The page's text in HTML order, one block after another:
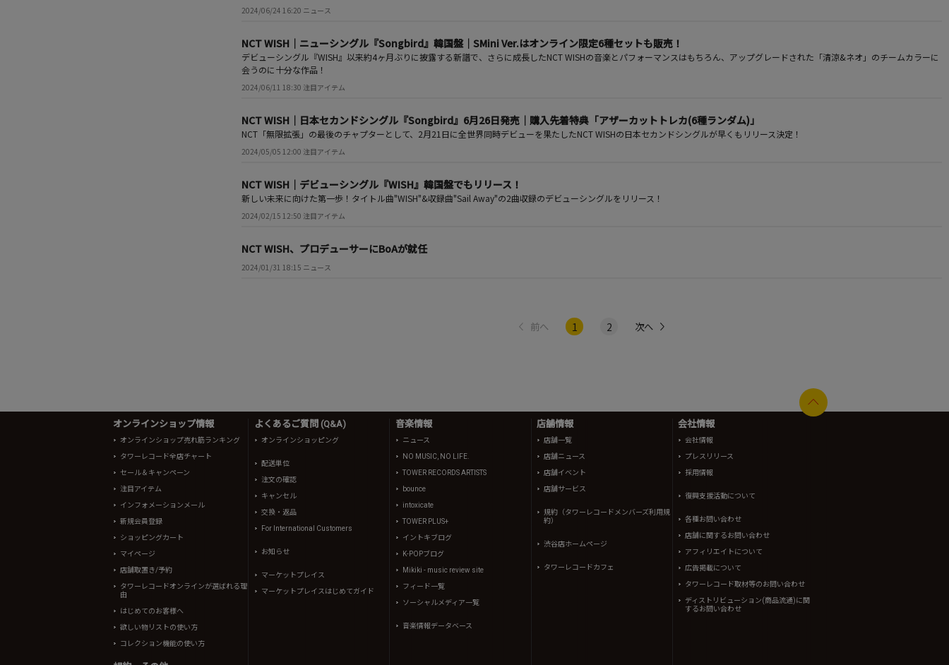
2024/06/24 16:20 ニュース
NCT WISH｜ニューシングル『Songbird』韓国盤｜SMini Ver.はオンライン限定6種セットも販売！
デビューシングル『WISH』以来約4ヶ月ぶりに披露する新譜で、さらに成長したNCT WISHの音楽とパフォーマンスはもちろん、アップグレードされた「清涼&ネオ」のチームカラーに
会うのに十分な作品！
2024/06/11 18:30 注目アイテム
NCT WISH｜日本セカンドシングル『Songbird』6月26日発売｜購入先着特典「アザーカットトレカ(6種ランダム)」
NCT「無限拡張」の最後のチャプターとして、2月21日に全世界同時デビューを果たしたNCT WISHの日本セカンドシングルが早くもリリース決定！
2024/05/05 12:00 注目アイテム
NCT WISH｜デビューシングル『WISH』韓国盤でもリリース！
新しい未来に向けた第一歩！タイトル曲"WISH"&収録曲"Sail Away"の2曲収録のデビューシングルをリリース！
2024/02/15 12:50 注目アイテム
NCT WISH、プロデューサーにBoAが就任
2024/01/31 18:15 ニュース
前へ 1 2 次へ
オンラインショップ情報
オンラインショップ売れ筋ランキング
タワーレコード全店チャート
セール＆キャンペーン
注目アイテム
インフォメーションメール
新規会員登録
ショッピングカート
マイページ
店舗取置き/予約
タワーレコードオンラインが選ばれる理
由
はじめてのお客様へ
欲しい物リストの使い方
コレクション機能の使い方
よくあるご質問 (Q&A)
オンラインショッピング
配送単位
注文の確認
キャンセル
交換・返品
For International Customers
お知らせ
マーケットプレイス
マーケットプレイスはじめてガイド
音楽情報
ニュース
NO MUSIC, NO LIFE.
TOWER RECORDS ARTISTS
bounce
intoxicate
TOWER PLUS+
イントキブログ
K-POPブログ
Mikiki - music review site
フィード一覧
ソーシャルメディア一覧
音楽情報データベース
店舗情報
店舗一覧
店舗ニュース
店舗イベント
店舗サービス
規約（タワーレコードメンバーズ利用規
約）
渋谷店ホームページ
タワーレコードカフェ
会社情報
会社情報
プレスリリース
採用情報
復興支援活動について
各種お問い合わせ
店舗に関するお問い合わせ
アフィリエイトについて
広告掲載について
タワーレコード取材等のお問い合わせ
ディストリビューション(商品流通)に関
するお問い合わせ